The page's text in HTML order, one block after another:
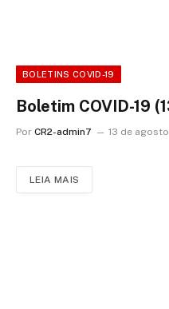
BOLETINS COVID-19
Boletim COVID-19
Por CR2-admin7 13 de agosto
LEIA MAIS